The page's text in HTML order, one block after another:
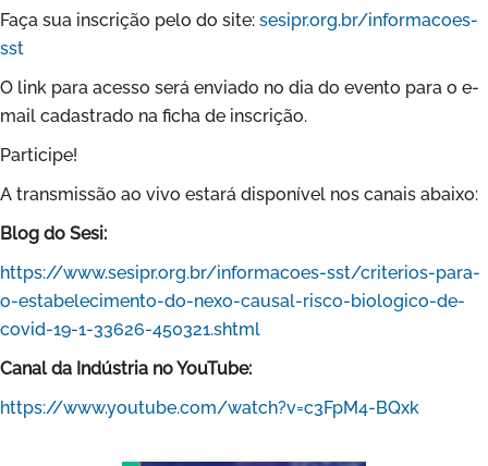
Faça sua inscrição pelo do site: sesipr.org.br/informacoes-
sst
O link para acesso será enviado no dia do evento para o e-
mail cadastrado na ficha de inscrição.
Participe!
A transmissão ao vivo estará disponível nos canais abaixo:
Blog do Sesi:
https://www.sesipr.org.br/informacoes-sst/criterios-para-
o-estabelecimento-do-nexo-causal-risco-biologico-de-
covid-19-1-33626-450321.shtml
Canal da Indústria no YouTube:
https://www.youtube.com/watch?v=c3FpM4-BQxk